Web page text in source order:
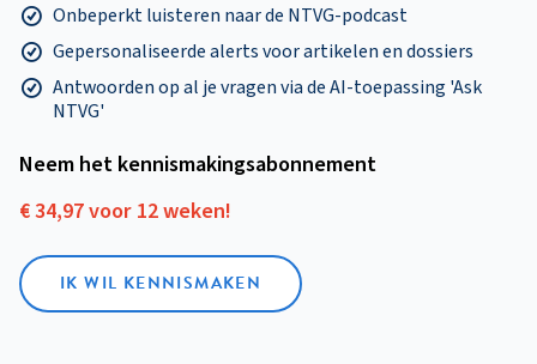
Onbeperkt luisteren naar de NTVG-podcast
Gepersonaliseerde alerts voor artikelen en dossiers
Antwoorden op al je vragen via de AI-toepassing 'Ask
NTVG'
Neem het kennismakings­abonnement
€ 34,97 voor 12 weken!
IK WIL KENNISMAKEN